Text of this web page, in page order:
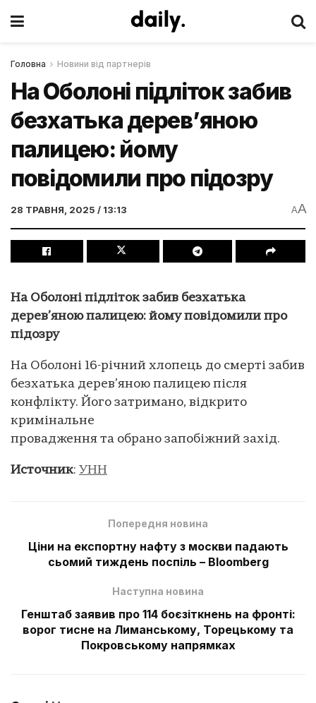
Головна Новини від партнерів
На Оболоні підліток забив
безхатька дерев’яною
палицею: йому
повідомили про підозру
28 ТРАВНЯ, 2025 / 13:13 AA
На Оболоні підліток забив безхатька
дерев’яною палицею: йому повідомили про
підозру
На Оболоні 16-річний хлопець до смерті забив
безхатька дерев’яною палицею після
конфлікту. Його затримано, відкрито
кримінальне
провадження та обрано запобіжний захід.
Источник: УНН
Попередня новина
Ціни на експортну нафту з москви падають
сьомий тиждень поспіль – Bloomberg
Наступна новина
Генштаб заявив про 114 боєзіткнень на фронті:
ворог тисне на Лиманському, Торецькому та
Покровському напрямках